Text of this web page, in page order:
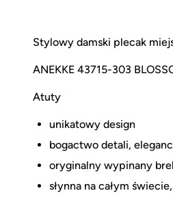
Stylowy damski plecak
ANEKKE 43715-303
Atuty
unikatowy design
bogactwo detali,
oryginalny wypinany
słynna na całym